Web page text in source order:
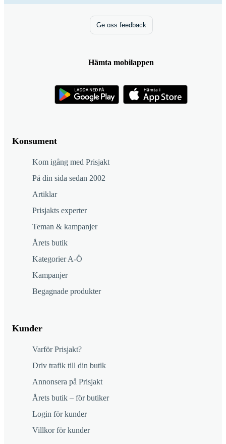
Konsument
Kom igång med Prisjakt
På din sida sedan 2002
Artiklar
Prisjakts experter
Teman & kampanjer
Årets butik
Kategorier A-Ö
Kampanjer
Begagnade produkter
Kunder
Varför Prisjakt?
Driv trafik till din butik
Annonsera på Prisjakt
Årets butik – för butiker
Login för kunder
Villkor för kunder
Ge oss feedback
Hämta mobilappen